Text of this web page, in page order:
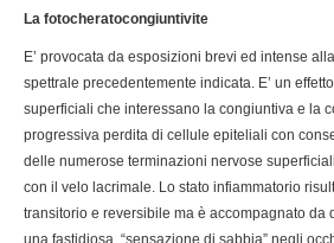
La fotocheratocongiuntivite
E’ provocata da esposizioni brevi ed intense
spettrale precedentemente indicata. E’ un
superficiali che interessano la congiuntiva e la
progressiva perdita di cellule epiteliali con
delle numerose terminazioni nervose
con il velo lacrimale. Lo stato infiammatorio
transitorio e reversibile ma è accompagnato da
una fastidiosa “sensazione di sabbia” negli